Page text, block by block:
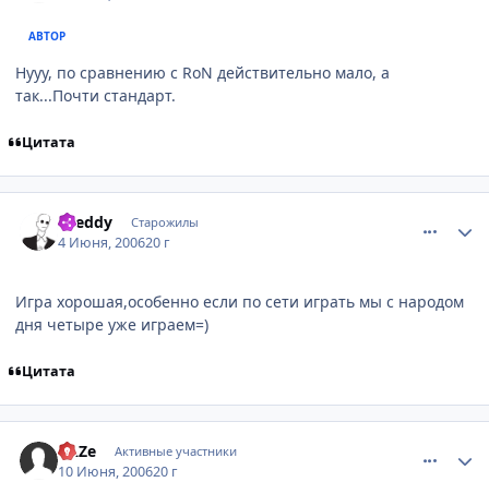
АВТОР
Нууу, по сравнению с RoN действительно мало, а
так...Почти стандарт.
Цитата
Dreddy Старожилы
4 Июня, 200620 г
Игра хорошая,особенно если по сети играть мы с народом
дня четыре уже играем=)
Цитата
dAZe Активные участники
10 Июня, 200620 г